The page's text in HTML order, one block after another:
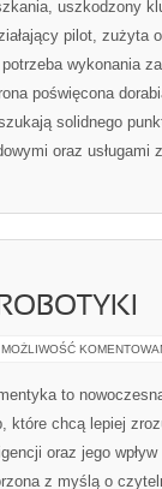
uszkodzony
pilot, zużyta
wykonania
poświęcona
solidnego
oraz usługami
MOŻLIWOŚĆ
to
które chcą lepiej
oraz jego
z myślą o